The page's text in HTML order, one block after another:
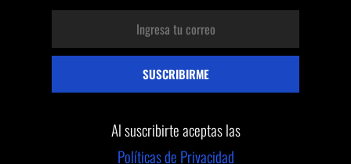
Al suscribirte aceptas las
Políticas de Privacidad